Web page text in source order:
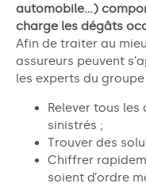
automobile…)
charge les dégâts
Afin de traiter au
assureurs peuvent
les experts du
Relever tous
sinistrés ;
Trouver des
Chiffrer
soient d’ordre